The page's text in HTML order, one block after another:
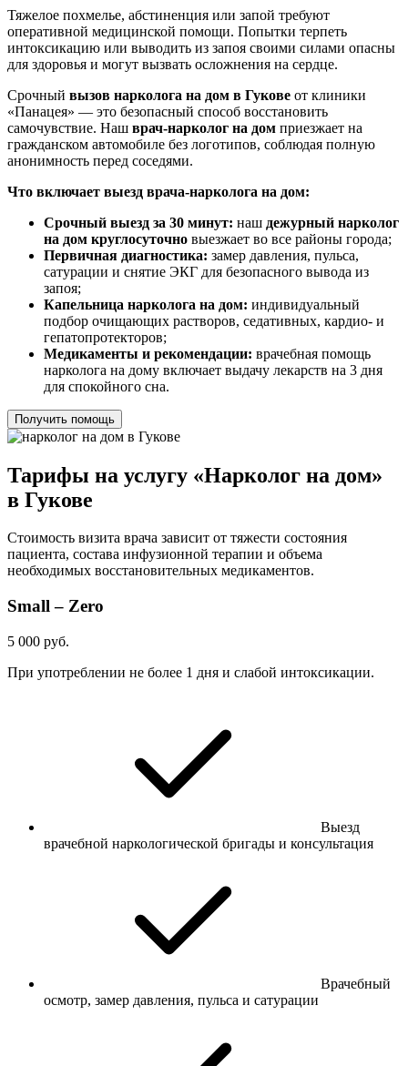
Тяжелое похмелье, абстиненция или запой требуют
оперативной медицинской помощи. Попытки терпеть
интоксикацию или выводить из запоя своими силами опасны
для здоровья и могут вызвать осложнения на сердце.
Срочный вызов нарколога на дом в Гукове от клиники
«Панацея» — это безопасный способ восстановить
самочувствие. Наш врач-нарколог на дом приезжает на
гражданском автомобиле без логотипов, соблюдая полную
анонимность перед соседями.
Что включает выезд врача-нарколога на дом:
Срочный выезд за 30 минут: наш дежурный нарколог
на дом круглосуточно выезжает во все районы города;
Первичная диагностика: замер давления, пульса,
сатурации и снятие ЭКГ для безопасного вывода из
запоя;
Капельница нарколога на дом: индивидуальный
подбор очищающих растворов, седативных, кардио- и
гепатопротекторов;
Медикаменты и рекомендации: врачебная помощь
нарколога на дому включает выдачу лекарств на 3 дня
для спокойного сна.
Получить помощь
Тарифы на услугу «Нарколог на дом»
в Гукове
Стоимость визита врача зависит от тяжести состояния
пациента, состава инфузионной терапии и объема
необходимых восстановительных медикаментов.
Small – Zero
5 000 руб.
При употреблении не более 1 дня и слабой интоксикации.
Выезд
врачебной наркологической бригады и консультация
Врачебный
осмотр, замер давления, пульса и сатурации